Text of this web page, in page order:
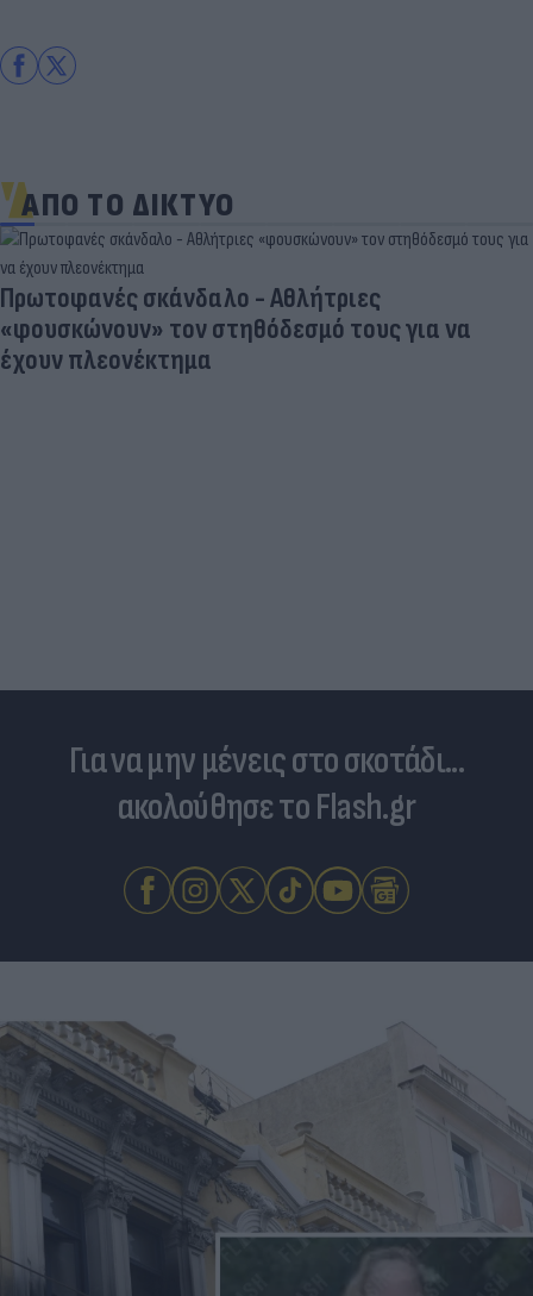
ΑΠΟ ΤΟ ΔΙΚΤΥΟ
Πρωτοφανές σκάνδαλο - Aθλήτριες
«φουσκώνουν» τον στηθόδεσμό τους για να
έχουν πλεονέκτημα
Για να μην μένεις στο σκοτάδι...
ακολούθησε το Flash.gr